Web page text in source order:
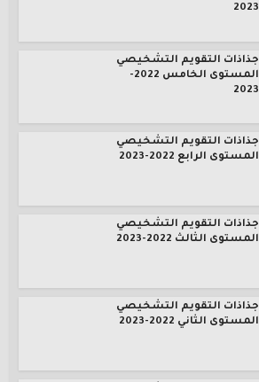
2023
جذاذات التقويم التشخيصي
المستوى الخامس 2022-
2023
جذاذات التقويم التشخيصي
المستوى الرابع 2022-2023
جذاذات التقويم التشخيصي
المستوى الثالث 2022-2023
جذاذات التقويم التشخيصي
المستوى الثاني 2022-2023